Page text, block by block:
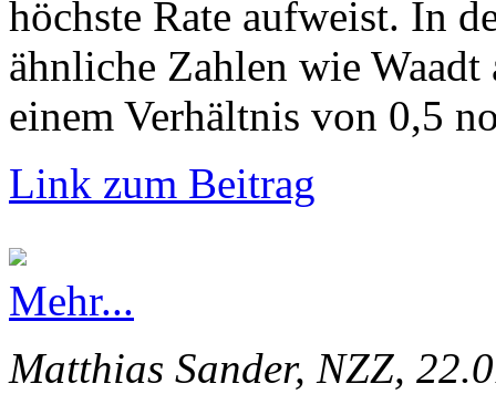
höchste Rate aufweist. In
ähnliche Zahlen wie
einem Verhältnis von 0,5
Link zum Beitrag
Mehr...
Matthias Sander, NZZ,